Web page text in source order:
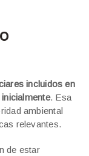
incluidos en
. Esa
ambiental
relevantes.
de estar